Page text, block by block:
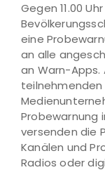
Gegen 11.00
eine
an alle
an Warn-Apps.
teilnehmenden
Probewarnung
versenden die
Kanälen und
Radios oder